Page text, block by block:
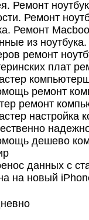
Ремонт
Ремонт
Ремонт
из ноутбука.
ремонт
плат
ремонт
ремонт
настройка
дешево
данных с
на новый